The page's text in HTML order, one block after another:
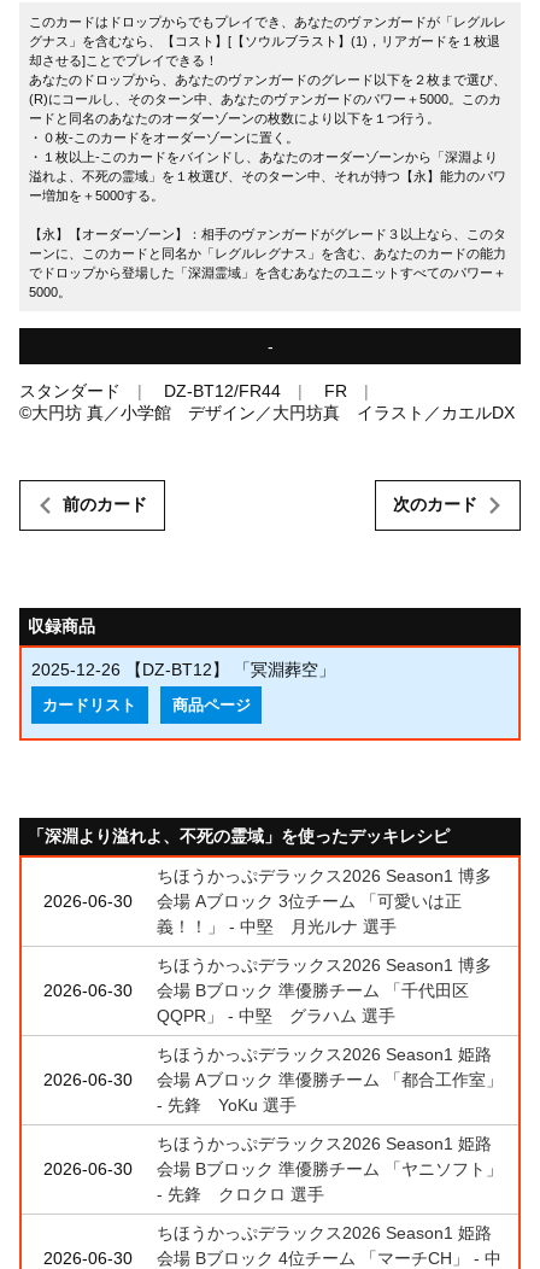
このカードはドロップからでもプレイでき、あなたのヴァンガードが「レグルレ
グナス」を含むなら、【コスト】[【ソウルブラスト】(1)，リアガードを１枚退
却させる]ことでプレイできる！
あなたのドロップから、あなたのヴァンガードのグレード以下を２枚まで選び、
(R)にコールし、そのターン中、あなたのヴァンガードのパワー＋5000。このカ
ードと同名のあなたのオーダーゾーンの枚数により以下を１つ行う。
・０枚-このカードをオーダーゾーンに置く。
・１枚以上-このカードをバインドし、あなたのオーダーゾーンから「深淵より
溢れよ、不死の霊域」を１枚選び、そのターン中、それが持つ【永】能力のパワ
ー増加を＋5000する。
【永】【オーダーゾーン】：相手のヴァンガードがグレード３以上なら、このタ
ーンに、このカードと同名か「レグルレグナス」を含む、あなたのカードの能力
でドロップから登場した「深淵霊域」を含むあなたのユニットすべてのパワー＋
5000。
-
スタンダード DZ-BT12/FR44
FR
©大円坊 真／小学館 デザイン／大円坊真 イラスト／カエルDX
前のカード 次のカード
収録商品
2025-12-26 【DZ-BT12】 「冥淵葬空」
カードリスト 商品ページ
「深淵より溢れよ、不死の霊域」を使ったデッキレシピ
2026-06-30
ちほうかっぷデラックス2026 Season1 博多
会場 Aブロック 3位チーム 「可愛いは正
義！！」 - 中堅 月光ルナ 選手
2026-06-30
ちほうかっぷデラックス2026 Season1 博多
会場 Bブロック 準優勝チーム 「千代田区
QQPR」 - 中堅 グラハム 選手
2026-06-30
ちほうかっぷデラックス2026 Season1 姫路
会場 Aブロック 準優勝チーム 「都合工作室」
- 先鋒 YoKu 選手
2026-06-30
ちほうかっぷデラックス2026 Season1 姫路
会場 Bブロック 準優勝チーム 「ヤニソフト」
- 先鋒 クロクロ 選手
2026-06-30
ちほうかっぷデラックス2026 Season1 姫路
会場 Bブロック 4位チーム 「マーチCH」 - 中